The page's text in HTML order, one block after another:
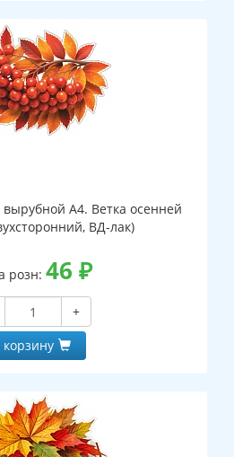
А4. Ветка осенней
ВД-лак)
розн: 46 ₽
+
корзину